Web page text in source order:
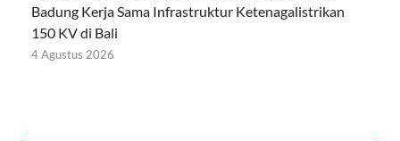
Badung Kerja Sama Infrastruktur Ketenagalistrikan
150 KV di Bali
4 Agustus 2026